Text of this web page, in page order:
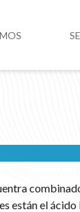
están el ácido